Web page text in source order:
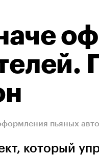
пьяных
который